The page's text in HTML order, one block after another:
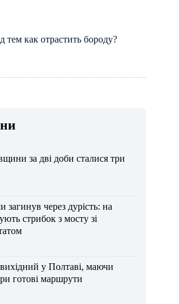
тем как отрастить бороду?
за дві доби сталися три
загинув через дурість: на
стрибок з мосту зі
у Полтаві, маючи
готові маршрути